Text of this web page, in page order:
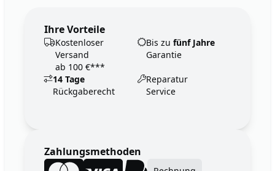
Ihre Vorteile
Kostenloser
Versand
ab 100 €***
Bis zu fünf Jahre
Garantie
14 Tage
Rückgaberecht
Reparatur
Service
Zahlungsmethoden